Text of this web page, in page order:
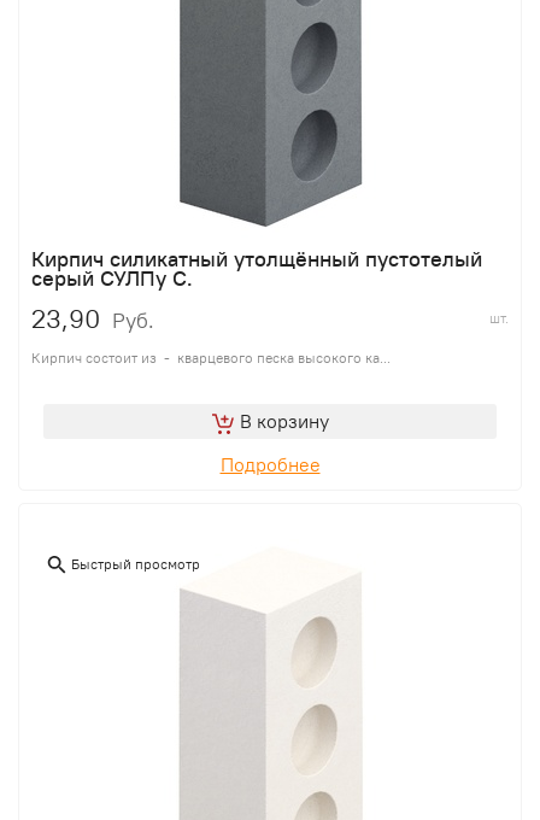
Кирпич силикатный утолщённый пустотелый
серый СУЛПу С.
23,90 Руб. шт.
Кирпич состоит из - кварцевого песка высокого ка...
В корзину
Подробнее
Быстрый просмотр